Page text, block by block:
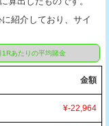
に紹介しており、サイ
1Rあたりの平均賭金
金額
¥-22,964